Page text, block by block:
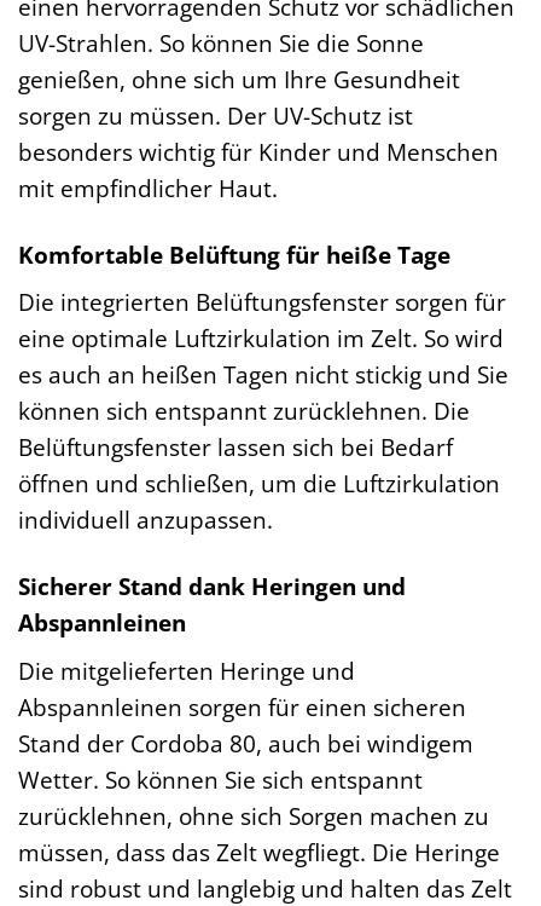
UV-Strahlen. So können Sie die Sonne
genießen, ohne sich um Ihre Gesundheit
sorgen zu müssen. Der UV-Schutz ist
besonders wichtig für Kinder und Menschen
mit empfindlicher Haut.
Komfortable Belüftung für heiße Tage
Die integrierten Belüftungsfenster sorgen für
eine optimale Luftzirkulation im Zelt. So wird
es auch an heißen Tagen nicht stickig und Sie
können sich entspannt zurücklehnen. Die
Belüftungsfenster lassen sich bei Bedarf
öffnen und schließen, um die Luftzirkulation
individuell anzupassen.
Sicherer Stand dank Heringen und
Abspannleinen
Die mitgelieferten Heringe und
Abspannleinen sorgen für einen sicheren
Stand der Cordoba 80, auch bei windigem
Wetter. So können Sie sich entspannt
zurücklehnen, ohne sich Sorgen machen zu
müssen, dass das Zelt wegfliegt. Die Heringe
sind robust und langlebig und halten das Zelt